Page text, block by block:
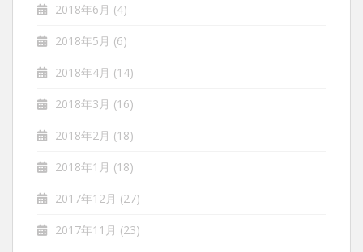
2018年6月 (4)
2018年5月 (6)
2018年4月 (14)
2018年3月 (16)
2018年2月 (18)
2018年1月 (18)
2017年12月 (27)
2017年11月 (23)